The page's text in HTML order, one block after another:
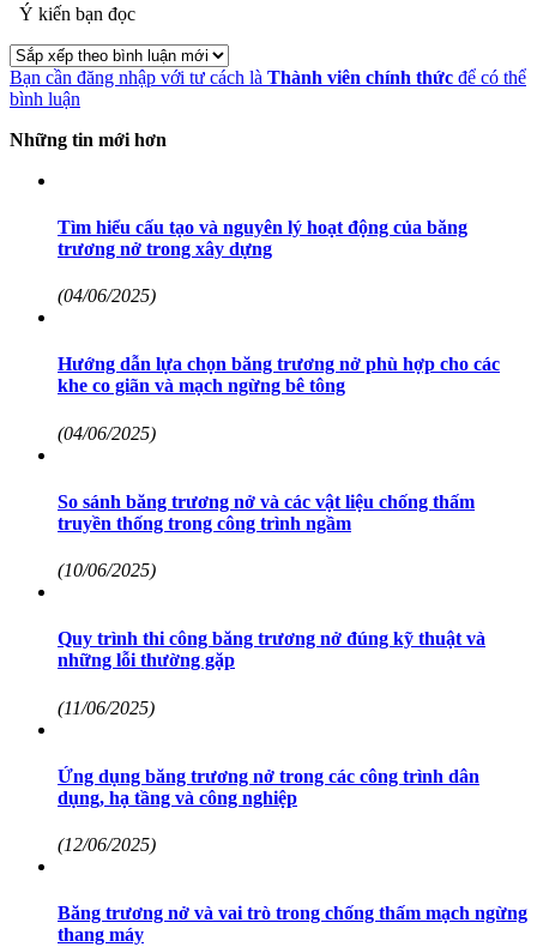
Ý kiến bạn đọc
Bạn cần đăng nhập với tư cách là Thành viên chính thức để có thể
bình luận
Những tin mới hơn
Tìm hiểu cấu tạo và nguyên lý hoạt động của băng
trương nở trong xây dựng
(04/06/2025)
Hướng dẫn lựa chọn băng trương nở phù hợp cho các
khe co giãn và mạch ngừng bê tông
(04/06/2025)
So sánh băng trương nở và các vật liệu chống thấm
truyền thống trong công trình ngầm
(10/06/2025)
Quy trình thi công băng trương nở đúng kỹ thuật và
những lỗi thường gặp
(11/06/2025)
Ứng dụng băng trương nở trong các công trình dân
dụng, hạ tầng và công nghiệp
(12/06/2025)
Băng trương nở và vai trò trong chống thấm mạch ngừng
thang máy